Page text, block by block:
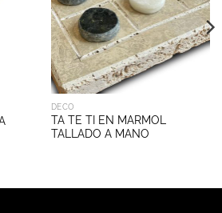
DECO
TA TE TI EN MARMOL
TALLADO A MANO